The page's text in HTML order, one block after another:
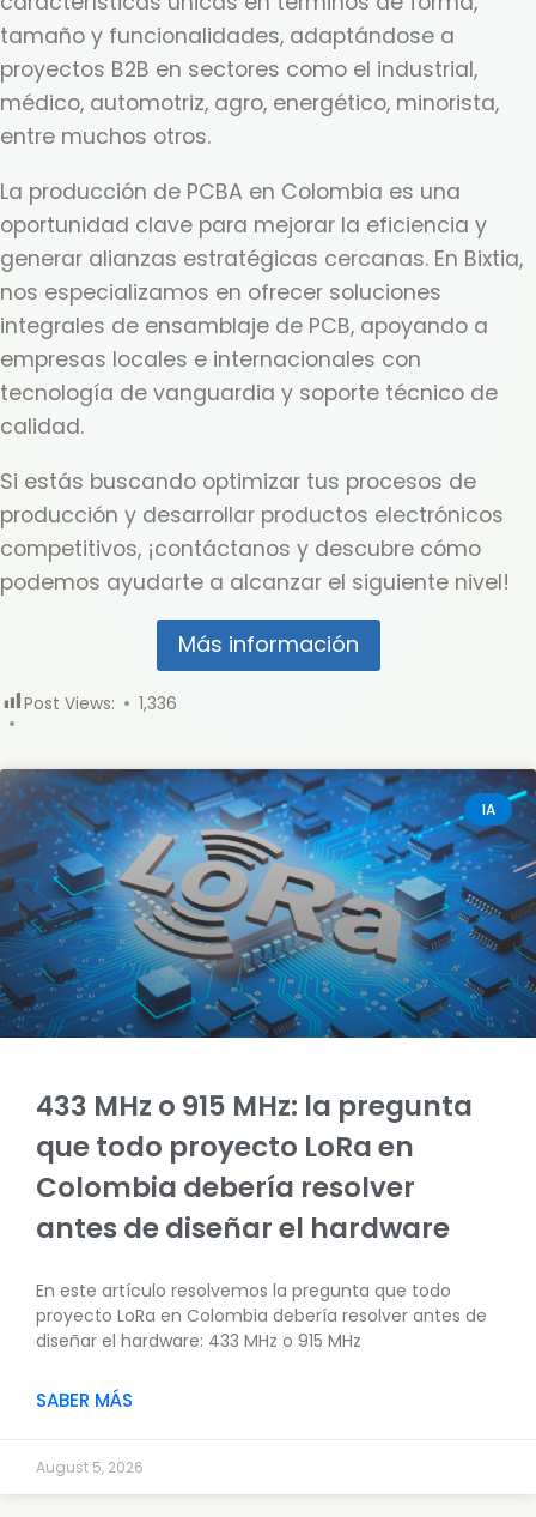
tamaño y funcionalidades, adaptándose a
proyectos B2B en sectores como el industrial,
médico, automotriz, agro, energético, minorista,
entre muchos otros.
La producción de PCBA en Colombia es una
oportunidad clave para mejorar la eficiencia y
generar alianzas estratégicas cercanas. En Bixtia,
nos especializamos en ofrecer soluciones
integrales de ensamblaje de PCB, apoyando a
empresas locales e internacionales con
tecnología de vanguardia y soporte técnico de
calidad.
Si estás buscando optimizar tus procesos de
producción y desarrollar productos electrónicos
competitivos, ¡contáctanos y descubre cómo
podemos ayudarte a alcanzar el siguiente nivel!
Más información
Post Views: 1,336
IA
433 MHz o 915 MHz: la pregunta
que todo proyecto LoRa en
Colombia debería resolver
antes de diseñar el hardware
En este artículo resolvemos la pregunta que todo
proyecto LoRa en Colombia debería resolver antes de
diseñar el hardware: 433 MHz o 915 MHz
SABER MÁS
August 5, 2026